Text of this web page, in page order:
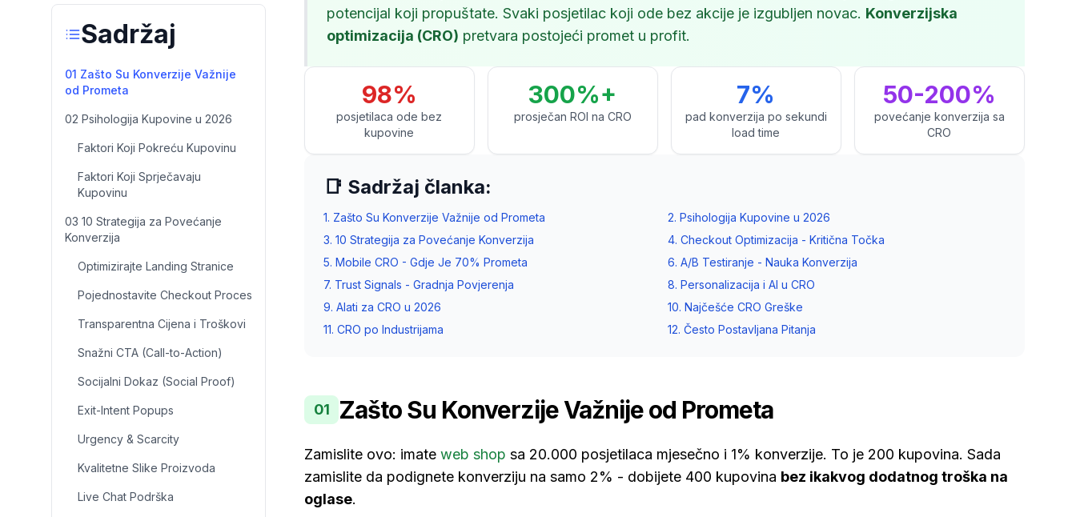
Sadržaj
01 Zašto Su Konverzije Važnije
od Prometa
02 Psihologija Kupovine u 2026
Faktori Koji Pokreću Kupovinu
Faktori Koji Sprječavaju
Kupovinu
03 10 Strategija za Povećanje
Konverzija
Optimizirajte Landing Stranice
Pojednostavite Checkout Proces
Transparentna Cijena i Troškovi
Snažni CTA (Call-to-Action)
Socijalni Dokaz (Social Proof)
Exit-Intent Popups
Urgency & Scarcity
Kvalitetne Slike Proizvoda
Live Chat Podrška
potencijal koji propuštate. Svaki posjetilac koji ode bez akcije je izgubljen novac. Konverzijska
optimizacija (CRO) pretvara postojeći promet u profit.
98%
posjetilaca ode bez
kupovine
300%+
prosječan ROI na CRO
7%
pad konverzija po sekundi
load time
50-200%
povećanje konverzija sa
CRO
📑 Sadržaj članka:
1. Zašto Su Konverzije Važnije od Prometa
2. Psihologija Kupovine u 2026
3. 10 Strategija za Povećanje Konverzija
4. Checkout Optimizacija - Kritična Točka
5. Mobile CRO - Gdje Je 70% Prometa
6. A/B Testiranje - Nauka Konverzija
7. Trust Signals - Gradnja Povjerenja
8. Personalizacija i AI u CRO
9. Alati za CRO u 2026
10. Najčešće CRO Greške
11. CRO po Industrijama
12. Često Postavljana Pitanja
01 Zašto Su Konverzije Važnije od Prometa
Zamislite ovo: imate web shop sa 20.000 posjetilaca mjesečno i 1% konverzije. To je 200 kupovina. Sada
zamislite da podignete konverziju na samo 2% - dobijete 400 kupovina bez ikakvog dodatnog troška na
oglase.